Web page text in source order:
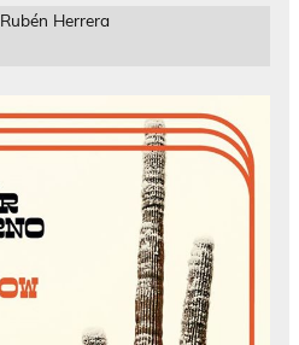
Rubén Herrera